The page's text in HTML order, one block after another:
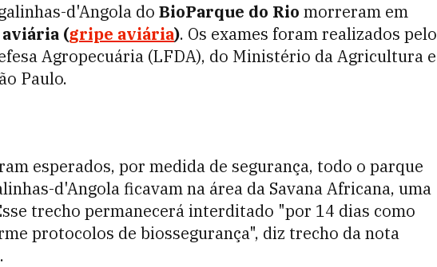
d'Angola do BioParque do Rio morreram em
(gripe aviária). Os exames foram realizados pelo
Agropecuária (LFDA), do Ministério da Agricultura e
Paulo.
esperados, por medida de segurança, todo o parque
d'Angola ficavam na área da Savana Africana, uma
trecho permanecerá interditado "por 14 dias como
protocolos de biossegurança", diz trecho da nota